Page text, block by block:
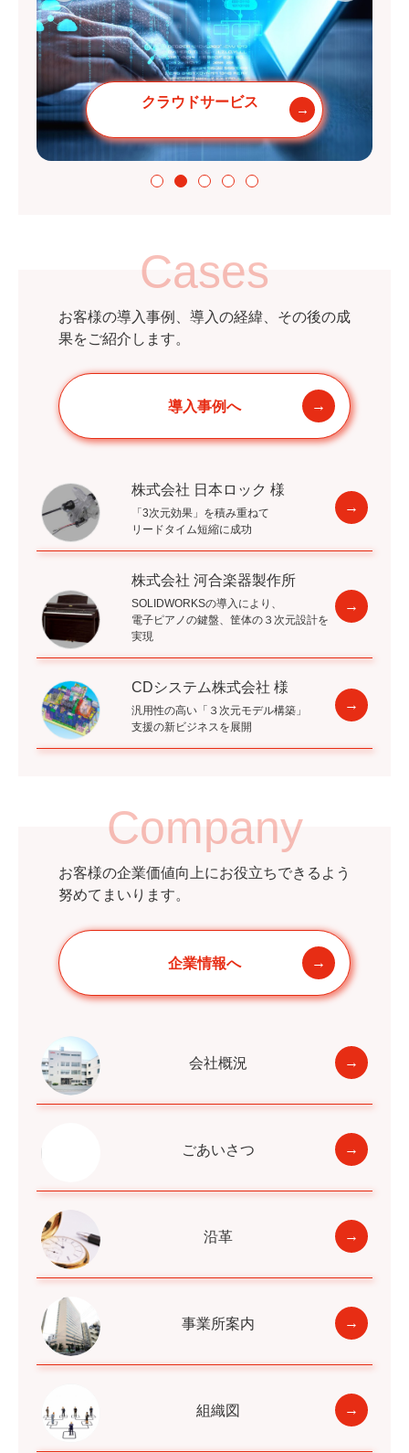
クラウドサービス
Cases
お客様の導入事例、導入の経緯、その後の成
果をご紹介します。
導入事例へ
株式会社 日本ロック 様
「3次元効果」を積み重ねて
リードタイム短縮に成功
株式会社 河合楽器製作所
SOLIDWORKSの導入により、
電子ピアノの鍵盤、筐体の３次元設計を
実現
CDシステム株式会社 様
汎用性の高い「３次元モデル構築」
支援の新ビジネスを展開
Company
お客様の企業価値向上にお役立ちできるよう
努めてまいります。
企業情報へ
会社概況
ごあいさつ
沿革
事業所案内
組織図